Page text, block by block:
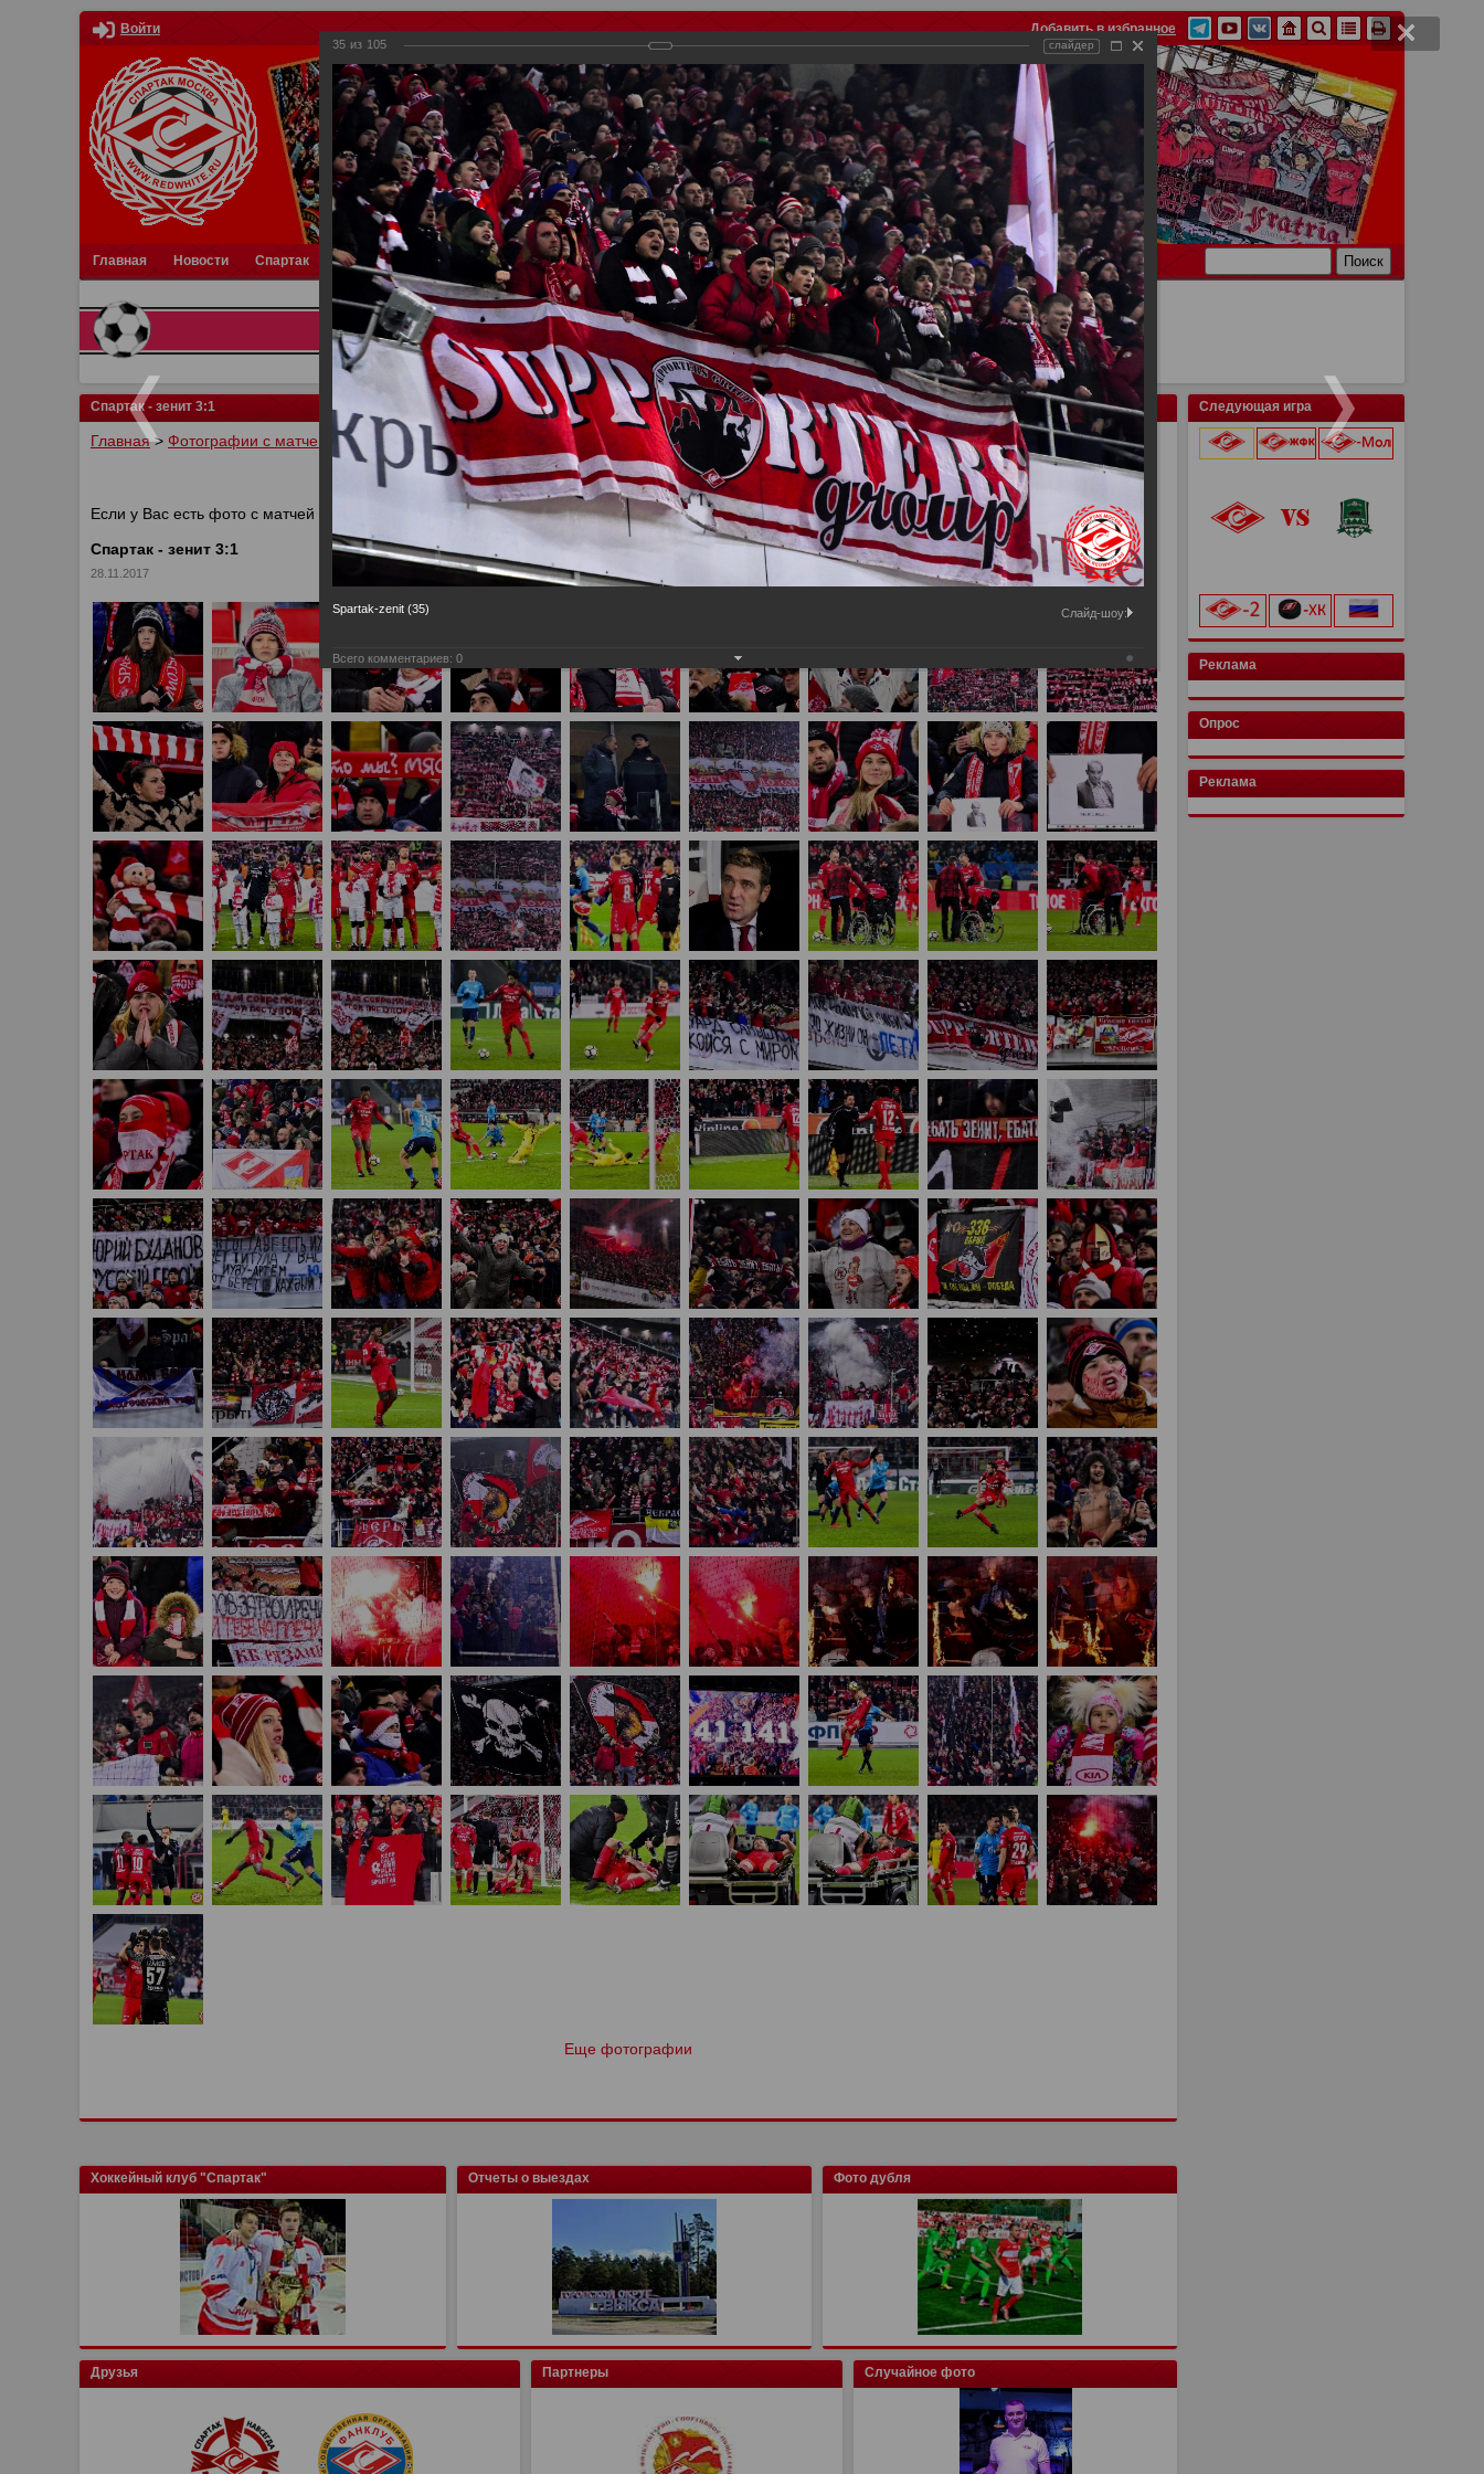
Войти Добавить в избранное
Главная Новости Спартак Турниры Фотки Отчеты Видео Фанату Стадионы О футболе КБ Форум Ссылки Связь
Спартак - зенит 3:1
Главная> Фотографии с матчей Спартака, Сборной Росиии > ФК Спартак >Сезон 2017/2018 >Спартак - зенит 3:1
Уважаемые посетители нашего сайта!
Если у Вас есть фото с матчей
, высылайте нам напочтумы обязательно разместим их в этом разделе.
Спартак - зенит 3:1
28.11.2017
Еще фотографии
Хоккейный клуб "Спартак" Отчеты о выездах Фото дубля
Друзья Партнеры Случайное фото
Следующая игра
Реклама
Опрос
Реклама
35 из 105 слайдер
Spartak-zenit (35) Слайд-шоу:
Всего комментариев: 0